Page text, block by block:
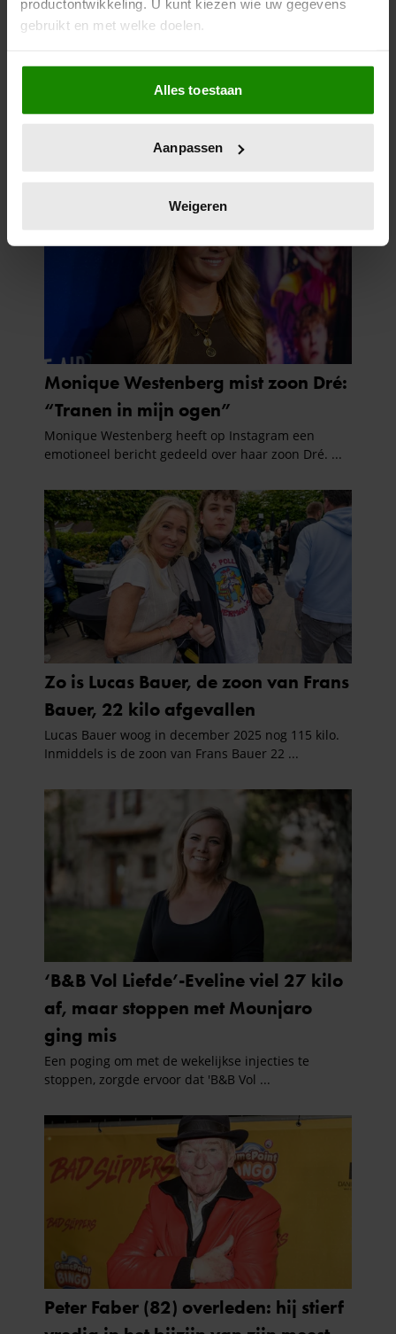
productontwikkeling. U kunt kiezen wie uw gegevens
gebruikt en met welke doelen.
Als u het toestaat, willen we ook graag:
Informatie verzamelen over uw geografische
locatie, die tot een paar meter nauwkeurig kan zijn
scannen op specifieke eigenschappen (fingerprinting)
verwerkt en stel uw voorkeuren in het
intrekken in de Cookieverklaring.
We gebruiken cookies om content en advertenties te
personaliseren, om functies voor social media te bieden
en om ons websiteverkeer te analyseren. Ook delen we
informatie over uw gebruik van onze site met onze
partners voor social media, adverteren en analyse. Deze
partners kunnen deze gegevens combineren met andere
informatie die u aan ze heeft verstrekt of die ze hebben
verzameld op basis van uw gebruik van hun services. U
gaat akkoord met onze cookies als u onze website blijft
Alles toestaan
Aanpassen
Weigeren
GERUCHTEN OVER HUWELIJK
VAN ‘B&B VOL LIEFDE’-FRED